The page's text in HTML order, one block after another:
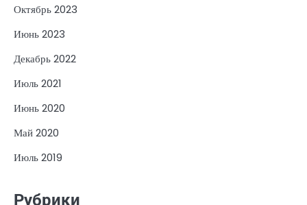
Октябрь 2023
Июнь 2023
Декабрь 2022
Июль 2021
Июнь 2020
Май 2020
Июль 2019
Рубрики